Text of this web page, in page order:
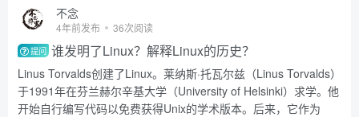
不念
4年前发布 36次阅读
提问 谁发明了Linux？解释Linux的历史？
Linus Torvalds创建了Linux。莱纳斯·托瓦尔兹（Linus Torvalds）
于1991年在芬兰赫尔辛基大学（University of Helsinki）求学。他
开始自行编写代码以免费获得Unix的学术版本。后来，它作为